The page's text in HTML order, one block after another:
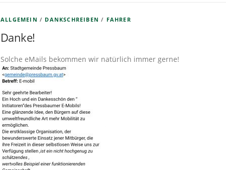
ALLGEMEIN / DANKSCHREIBEN / FAHRER
Danke!
Solche eMails bekommen wir natürlich immer gerne!